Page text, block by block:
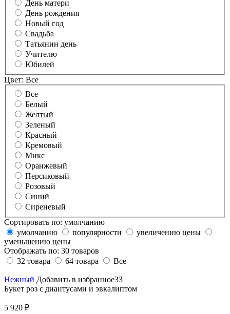
День матери
День рождения
Новый год
Свадьба
Татьянин день
Учителю
Юбилей
Цвет: Все
Все
Белый
Желтый
Зеленый
Красный
Кремовый
Микс
Оранжевый
Персиковый
Розовый
Синий
Сиреневый
Сортировать по: умолчанию
умолчанию
популярности
увеличению цены
уменьшению цены
Отображать по: 30 товаров
32 товара
64 товара Все
Нежный Добавить в избранное33
Букет роз с диантусами и эвкалиптом
5 920 ₽